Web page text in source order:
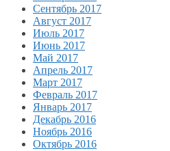
Сентябрь 2017
Август 2017
Июль 2017
Июнь 2017
Май 2017
Апрель 2017
Март 2017
Февраль 2017
Январь 2017
Декабрь 2016
Ноябрь 2016
Октябрь 2016